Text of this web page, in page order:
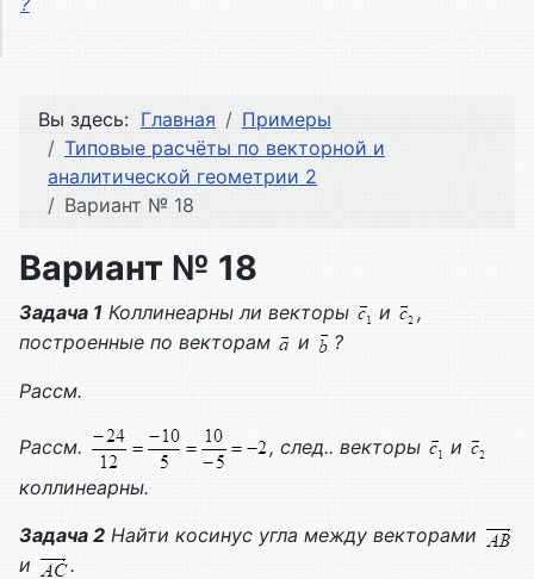
Вы здесь: Главная
Примеры
Типовые расчёты по векторной и
аналитической геометрии 2
Вариант № 18
Вариант № 18
Задача 1 Коллинеарны ли векторы и
,
построенные по векторам
и ?
Рассм.
Рассм. , след.. векторы
и
коллинеарны.
Задача 2 Найти косинус угла между векторами
и
.